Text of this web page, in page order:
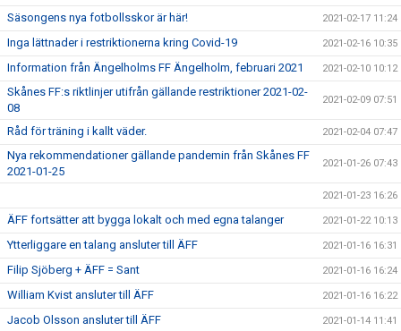
Säsongens nya fotbollsskor är här! 2021-02-17 11:24
Inga lättnader i restriktionerna kring Covid-19 2021-02-16 10:35
Information från Ängelholms FF Ängelholm, februari 2021 2021-02-10 10:12
Skånes FF:s riktlinjer utifrån gällande restriktioner 2021-02-
08
2021-02-09 07:51
Råd för träning i kallt väder. 2021-02-04 07:47
Nya rekommendationer gällande pandemin från Skånes FF
2021-01-25
2021-01-26 07:43
2021-01-23 16:26
ÄFF fortsätter att bygga lokalt och med egna talanger 2021-01-22 10:13
Ytterliggare en talang ansluter till ÄFF 2021-01-16 16:31
Filip Sjöberg + ÄFF = Sant 2021-01-16 16:24
William Kvist ansluter till ÄFF 2021-01-16 16:22
Jacob Olsson ansluter till ÄFF 2021-01-14 11:41